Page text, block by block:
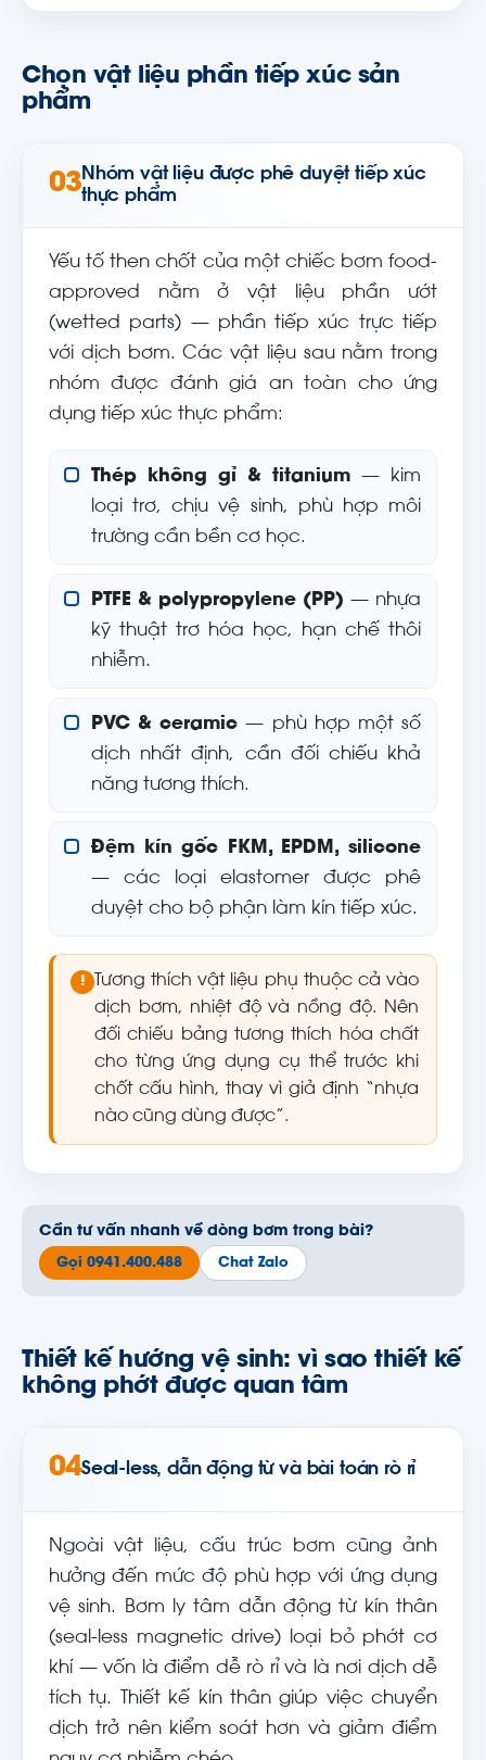
Chọn vật liệu phần tiếp xúc sản
phẩm
03Nhóm vật liệu được phê duyệt tiếp xúc
thực phẩm
Yếu tố then chốt của một chiếc bơm food-
approved nằm ở vật liệu phần ướt
(wetted parts) — phần tiếp xúc trực tiếp
với dịch bơm. Các vật liệu sau nằm trong
nhóm được đánh giá an toàn cho ứng
dụng tiếp xúc thực phẩm:
Thép không gỉ & titanium — kim
loại trơ, chịu vệ sinh, phù hợp môi
trường cần bền cơ học.
PTFE & polypropylene (PP) — nhựa
kỹ thuật trơ hóa học, hạn chế thôi
nhiễm.
PVC & ceramic — phù hợp một số
dịch nhất định, cần đối chiếu khả
năng tương thích.
Đệm kín gốc FKM, EPDM, silicone
— các loại elastomer được phê
duyệt cho bộ phận làm kín tiếp xúc.
!
Tương thích vật liệu phụ thuộc cả vào
dịch bơm, nhiệt độ và nồng độ. Nên
đối chiếu bảng tương thích hóa chất
cho từng ứng dụng cụ thể trước khi
chốt cấu hình, thay vì giả định “nhựa
nào cũng dùng được”.
Cần tư vấn nhanh về dòng bơm trong bài?
Gọi 0941.400.488 Chat Zalo
Thiết kế hướng vệ sinh: vì sao thiết kế
không phớt được quan tâm
04Seal-less, dẫn động từ và bài toán rò rỉ
Ngoài vật liệu, cấu trúc bơm cũng ảnh
hưởng đến mức độ phù hợp với ứng dụng
vệ sinh. Bơm ly tâm dẫn động từ kín thân
(seal-less magnetic drive) loại bỏ phớt cơ
khí — vốn là điểm dễ rò rỉ và là nơi dịch dễ
tích tụ. Thiết kế kín thân giúp việc chuyển
dịch trở nên kiểm soát hơn và giảm điểm